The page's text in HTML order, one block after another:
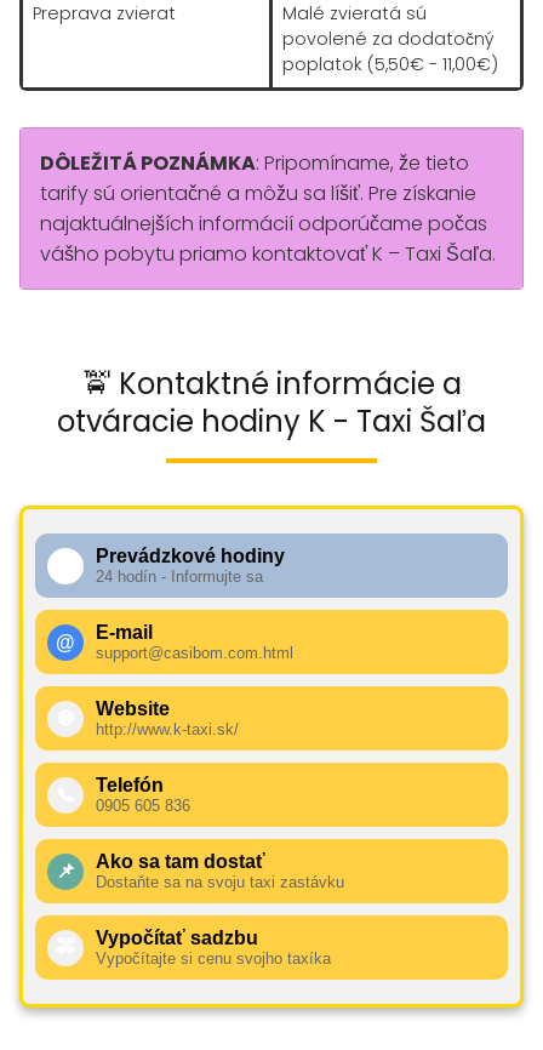
Preprava zvierat
Malé zvieratá sú
povolené za dodatočný
poplatok (5,50€ - 11,00€)
DÔLEŽITÁ POZNÁMKA: Pripomíname, že tieto
tarify sú orientačné a môžu sa líšiť. Pre získanie
najaktuálnejších informácií odporúčame počas
vášho pobytu priamo kontaktovať K – Taxi Šaľa.
🚖 Kontaktné informácie a
otváracie hodiny K - Taxi Šaľa
Prevádzkové hodiny
24 hodín - Informujte sa
@ E-mail
support@casibom.com.html
Website
http://www.k-taxi.sk/
Telefón
0905 605 836
📌 Ako sa tam dostať
Dostaňte sa na svoju taxi zastávku
Vypočítať sadzbu
Vypočítajte si cenu svojho taxíka